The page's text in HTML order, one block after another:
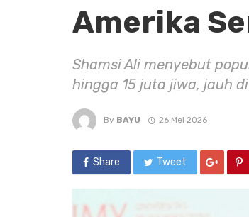
Amerika
Shamsi Ali menyebut
hingga 15 juta jiwa, jauh
By BAYU 26 Mei 2026
Share Tweet